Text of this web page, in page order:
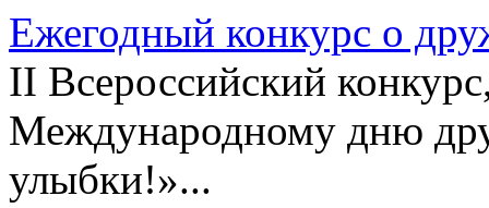
Ежегодный конкурс о
II Всероссийский
Международному дню
улыбки!»...